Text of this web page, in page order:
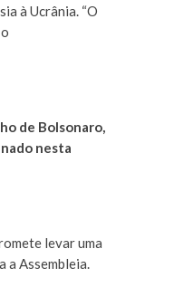
à Ucrânia. “O
de Bolsonaro,
nesta
levar uma
a Assembleia.